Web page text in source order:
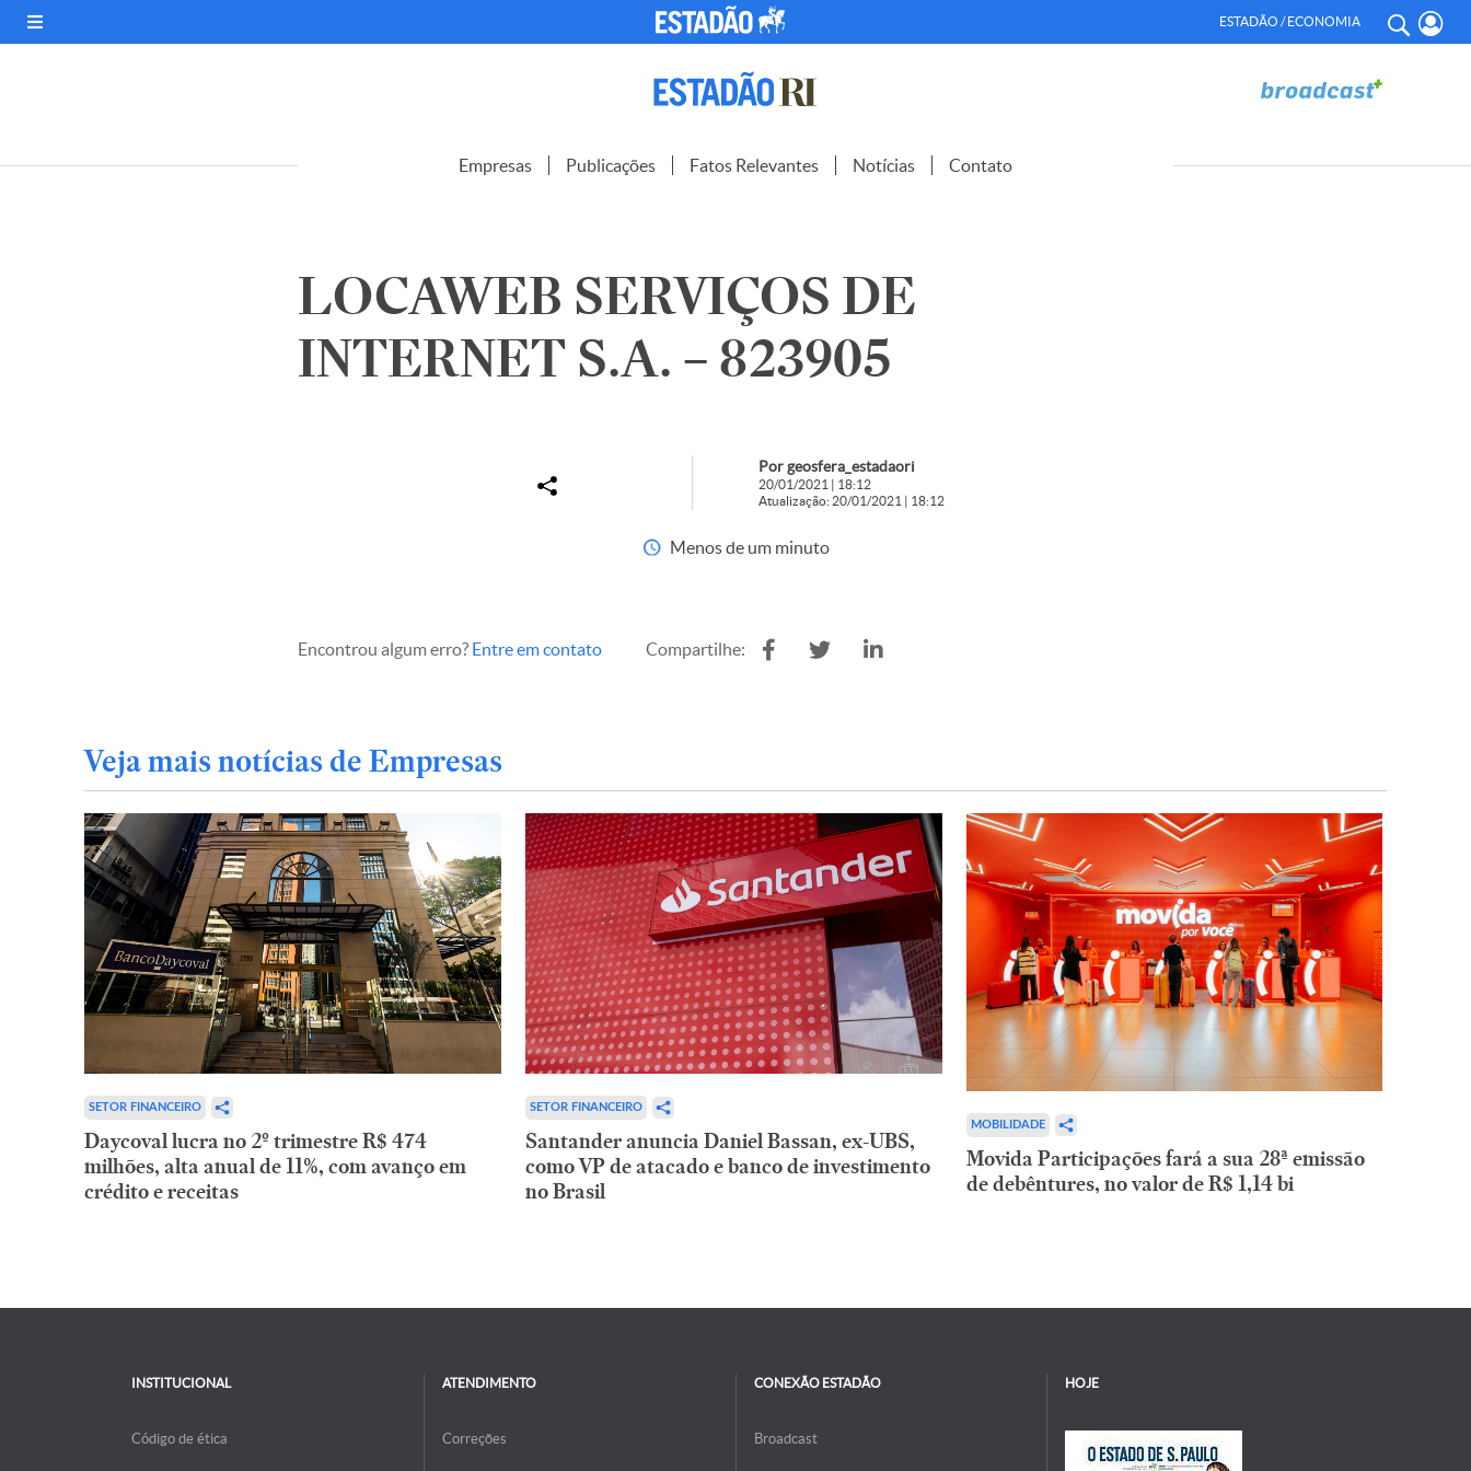
ESTADÃO / ECONOMIA
Empresas Publicações Fatos Relevantes Notícias Contato
LOCAWEB SERVIÇOS DE
INTERNET S.A. – 823905
Por geosfera_estadaori
20/01/2021 | 18:12
Atualização: 20/01/2021 | 18:12
Menos de um minuto
Encontrou algum erro? Entre em contato Compartilhe:
Veja mais notícias de Empresas
SETOR FINANCEIRO
Daycoval lucra no 2º trimestre R$ 474
milhões, alta anual de 11%, com avanço em
crédito e receitas
SETOR FINANCEIRO
Santander anuncia Daniel Bassan, ex-UBS,
como VP de atacado e banco de investimento
no Brasil
MOBILIDADE
Movida Participações fará a sua 28ª emissão
de debêntures, no valor de R$ 1,14 bi
INSTITUCIONAL
Código de ética
ATENDIMENTO
Correções
CONEXÃO ESTADÃO
Broadcast
HOJE